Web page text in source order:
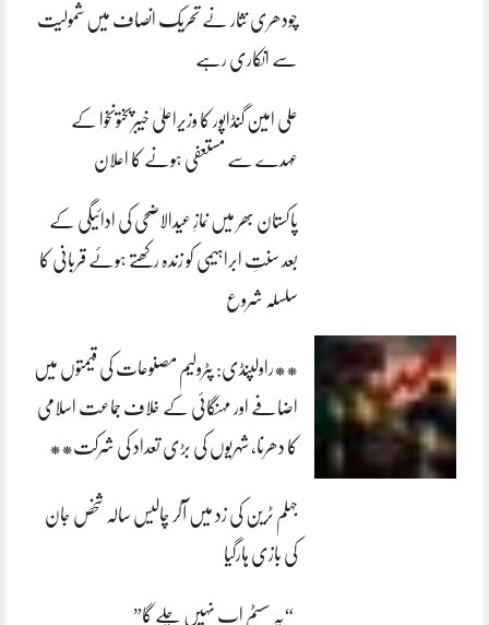
چودھری نثار نے تحریک انصاف میں شمولیت
سے انکاری رہے
علی امین گنڈاپور کا وزیراعلیٰ خیبرپختونخوا کے
عہدے سے مستعفی ہونے کا اعلان
پاکستان بھر میں نمازِ عیدالاضحی کی ادائیگی کے
بعد سنتِ ابراہیمی کو زندہ رکھتے ہوئے قربانی کا
سلسلہ شروع
**راولپنڈی: پٹرولیم مصنوعات کی قیمتوں میں
اضافے اور مہنگائی کے خلاف جماعت اسلامی
کا دھرنا، شہریوں کی بڑی تعداد کی شرکت**
جہلم ٹرین کی زد میں آکر چالیس سالہ شخص جان
کی بازی ہارگیا
“یہ سسٹم اب نہیں چلے گا”